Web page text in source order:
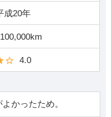
成20年
4.0
かったため。